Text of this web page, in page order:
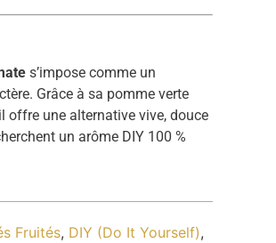
s’impose comme un
Grâce à sa pomme verte
offre une alternative vive, douce
un arôme DIY 100 %
Fruités, DIY (Do It Yourself),